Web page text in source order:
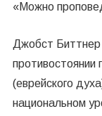
«Можно
Джобст
противостоянии
(еврейского
национальном